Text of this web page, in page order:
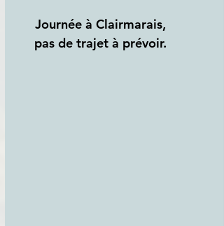
Journée à Clairmarais,
pas de trajet à prévoir.